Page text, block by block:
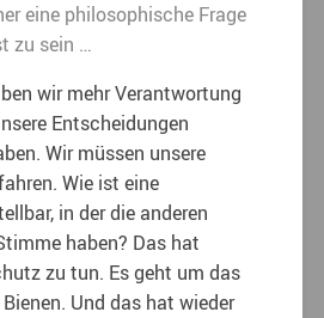
eine philosophische Frage
zu sein …
wir mehr Verantwortung
Entscheidungen
Wir müssen unsere
Wie ist eine
in der die anderen
haben? Das hat
zu tun. Es geht um das
Und das hat wieder